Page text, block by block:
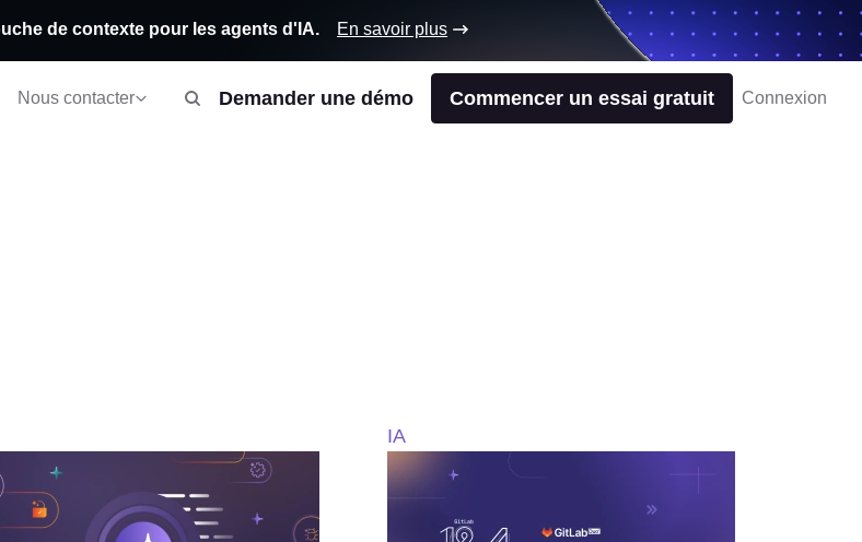
Nous contacter Demander une démo Commencer un essai gratuit Connexion
de contexte pour les agents d'IA. En savoir plus
IA